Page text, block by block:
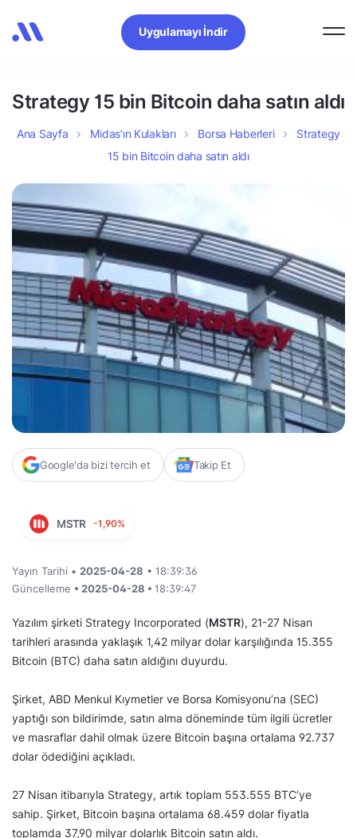
Uygulamayı İndir
Strategy 15 bin Bitcoin daha satın aldı
Ana Sayfa Midas’ın Kulakları Borsa Haberleri
Strategy
15 bin Bitcoin daha satın aldı
Google'da bizi tercih et Takip Et
MSTR -1,90%
Yayın Tarihi • 2025-04-28 • 18:39:36
Güncelleme • 2025-04-28 • 18:39:47
Yazılım şirketi Strategy Incorporated (MSTR), 21-27 Nisan
tarihleri arasında yaklaşık 1,42 milyar dolar karşılığında 15.355
Bitcoin (BTC) daha satın aldığını duyurdu.
Şirket, ABD Menkul Kıymetler ve Borsa Komisyonu’na (SEC)
yaptığı son bildirimde, satın alma döneminde tüm ilgili ücretler
ve masraflar dahil olmak üzere Bitcoin başına ortalama 92.737
dolar ödediğini açıkladı.
27 Nisan itibarıyla Strategy, artık toplam 553.555 BTC’ye
sahip. Şirket, Bitcoin başına ortalama 68.459 dolar fiyatla
toplamda 37,90 milyar dolarlık Bitcoin satın aldı.